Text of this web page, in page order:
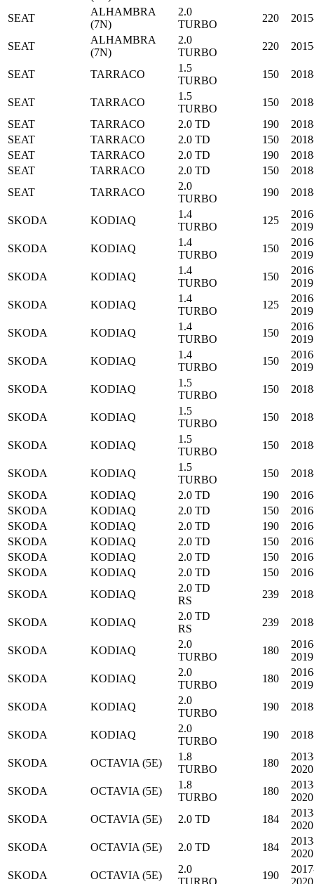
SEAT
ALHAMBRA
(7N)
2.0
TURBO
220
SEAT
ALHAMBRA
(7N)
2.0
TURBO
220
SEAT TARRACO
1.5
TURBO
150
SEAT TARRACO
1.5
TURBO
150
SEAT
TARRACO 2.0 TD 190
SEAT
TARRACO 2.0 TD 150
SEAT
TARRACO 2.0 TD 190
SEAT
TARRACO 2.0 TD 150
SEAT
TARRACO
2.0
TURBO
190
SKODA KODIAQ
1.4
TURBO
125
2019
SKODA
KODIAQ
1.4
TURBO
150
2019
SKODA
KODIAQ
1.4
TURBO
150
2019
SKODA
KODIAQ
1.4
TURBO
125
2019
SKODA
KODIAQ
1.4
TURBO
150
2019
SKODA
KODIAQ
1.4
TURBO
150
2019
SKODA
KODIAQ
1.5
TURBO
150
SKODA KODIAQ
1.5
TURBO
150
SKODA KODIAQ
1.5
TURBO
150
SKODA KODIAQ
1.5
TURBO
150
SKODA
KODIAQ 2.0 TD 190
SKODA
KODIAQ 2.0 TD 150
SKODA
KODIAQ 2.0 TD 190
SKODA
KODIAQ 2.0 TD 150
SKODA
KODIAQ 2.0 TD 150
SKODA
KODIAQ 2.0 TD 150
SKODA
KODIAQ
2.0 TD
RS
239
SKODA KODIAQ
2.0 TD
RS
239
SKODA KODIAQ
2.0
TURBO
180
2019
SKODA
KODIAQ
2.0
TURBO
180
2019
SKODA
KODIAQ
2.0
TURBO
190
SKODA KODIAQ
2.0
TURBO
190
SKODA OCTAVIA (5E)
1.8
TURBO
180
2020
SKODA
OCTAVIA (5E)
1.8
TURBO
180
2020
SKODA
OCTAVIA (5E) 2.0 TD 184
2020
SKODA
OCTAVIA (5E) 2.0 TD 184
2020
SKODA
OCTAVIA (5E)
2.0
TURBO
190
2020